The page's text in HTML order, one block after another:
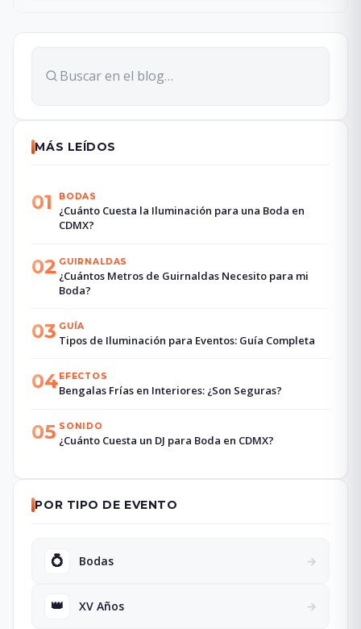
MÁS LEÍDOS
01 BODAS
¿Cuánto Cuesta la Iluminación para una Boda en
CDMX?
02 GUIRNALDAS
¿Cuántos Metros de Guirnaldas Necesito para mi
Boda?
03 GUÍA
Tipos de Iluminación para Eventos: Guía Completa
04EFECTOS
Bengalas Frías en Interiores: ¿Son Seguras?
05 SONIDO
¿Cuánto Cuesta un DJ para Boda en CDMX?
POR TIPO DE EVENTO
💍 Bodas →
👑 XV Años →